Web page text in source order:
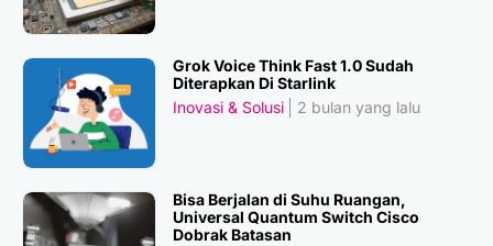
Grok Voice Think Fast 1.0 Sudah
Diterapkan Di Starlink
Inovasi & Solusi
2 bulan yang lalu
Bisa Berjalan di Suhu Ruangan,
Universal Quantum Switch Cisco
Dobrak Batasan